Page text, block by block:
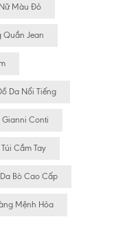
Màu Đỏ
Quần Jean
Da Nổi Tiếng
Gianni Conti
Túi Cầm Tay
Bò Cao Cấp
Mệnh Hỏa